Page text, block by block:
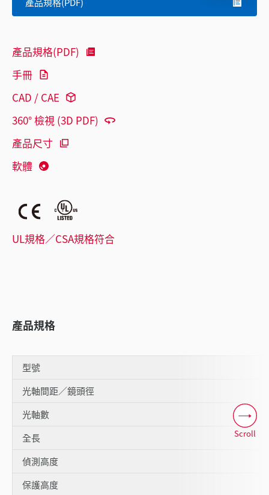
產品規格(PDF)
手冊
CAD / CAE
360° 檢視 (3D PDF)
產品尺寸
軟體
UL規格／CSA規格符合
產品規格
型號
光軸間距／鏡頭徑
光軸數
全長
偵測高度
保護高度
Scroll